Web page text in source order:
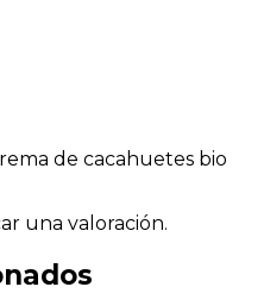
de cacahuetes bio
una valoración.